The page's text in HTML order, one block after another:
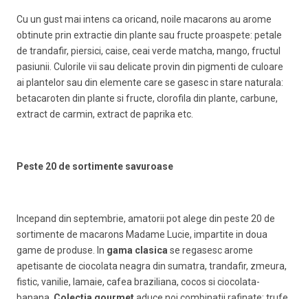
Cu un gust mai intens ca oricand, noile macarons au arome
obtinute prin extractie din plante sau fructe proaspete: petale
de trandafir, piersici, caise, ceai verde matcha, mango, fructul
pasiunii. Culorile vii sau delicate provin din pigmenti de culoare
ai plantelor sau din elemente care se gasesc in stare naturala:
betacaroten din plante si fructe, clorofila din plante, carbune,
extract de carmin, extract de paprika etc.
Peste 20 de sortimente savuroase
Incepand din septembrie, amatorii pot alege din peste 20 de
sortimente de macarons Madame Lucie, impartite in doua
game de produse. In gama clasica se regasesc arome
apetisante de ciocolata neagra din sumatra, trandafir, zmeura,
fistic, vanilie, lamaie, cafea braziliana, cocos si ciocolata-